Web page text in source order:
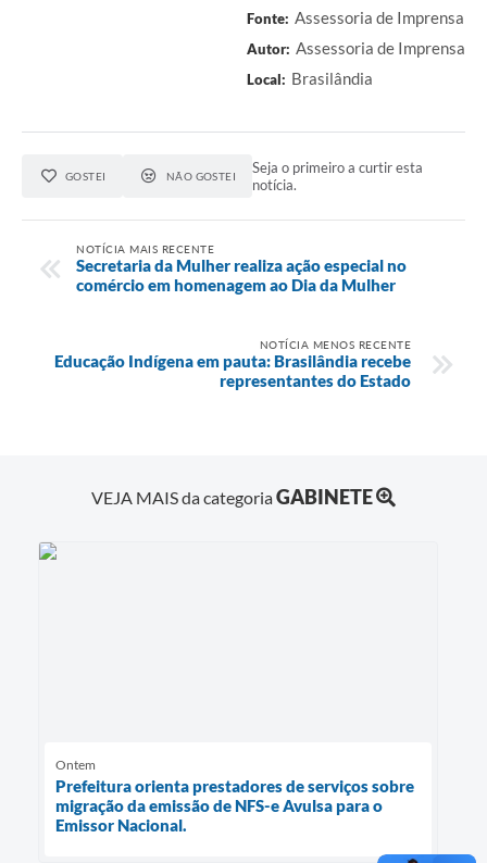
Fonte: Assessoria de Imprensa
Autor: Assessoria de Imprensa
Local: Brasilândia
GOSTEI NÃO GOSTEI
Seja o primeiro a curtir esta
notícia.
NOTÍCIA MAIS RECENTE
Secretaria da Mulher realiza ação especial no
comércio em homenagem ao Dia da Mulher
NOTÍCIA MENOS RECENTE
Educação Indígena em pauta: Brasilândia recebe
representantes do Estado
VEJA MAIS da categoriaGABINETE
Ontem
Prefeitura orienta prestadores de serviços sobre
migração da emissão de NFS-e Avulsa para o
Emissor Nacional.